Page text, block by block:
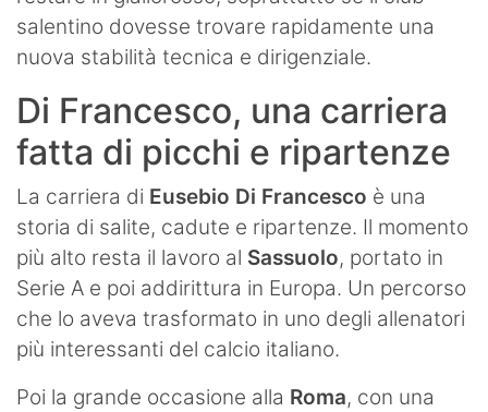
salentino dovesse trovare rapidamente una
nuova stabilità tecnica e dirigenziale.
Di Francesco, una carriera
fatta di picchi e ripartenze
La carriera di Eusebio Di Francesco è una
storia di salite, cadute e ripartenze. Il momento
più alto resta il lavoro al Sassuolo, portato in
Serie A e poi addirittura in Europa. Un percorso
che lo aveva trasformato in uno degli allenatori
più interessanti del calcio italiano.
Poi la grande occasione alla Roma, con una